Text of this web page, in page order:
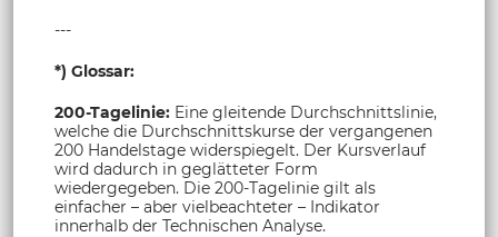
---
*) Glossar:
200-Tagelinie: Eine gleitende Durchschnittslinie,
welche die Durchschnittskurse der vergangenen
200 Handelstage widerspiegelt. Der Kursverlauf
wird dadurch in geglätteter Form
wiedergegeben. Die 200-Tagelinie gilt als
einfacher – aber vielbeachteter – Indikator
innerhalb der Technischen Analyse.